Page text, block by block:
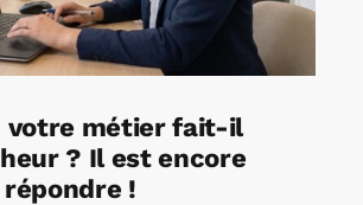
votre métier fait-il
? Il est encore
!